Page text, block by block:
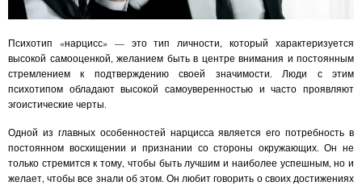
Психотип «нарцисс» — это тип личности, который характеризуется
высокой самооценкой, желанием быть в центре внимания и постоянным
стремлением к подтверждению своей значимости. Люди с этим
психотипом обладают высокой самоуверенностью и часто проявляют
эгоистические черты.
Одной из главных особенностей нарцисса является его потребность в
постоянном восхищении и признании со стороны окружающих. Он не
только стремится к тому, чтобы быть лучшим и наиболее успешным, но и
желает, чтобы все знали об этом. Он любит говорить о своих достижениях